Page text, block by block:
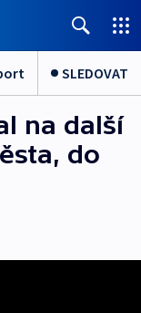
SLEDOVAT
na další
do